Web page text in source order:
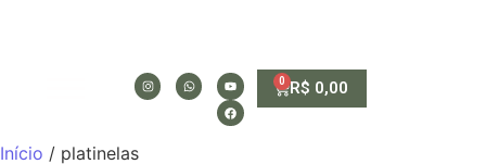
R$ 0,00
0
Início / platinelas